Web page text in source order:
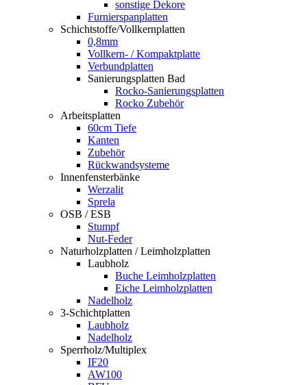
sonstige Dekore
Furnierspanplatten
Schichtstoffe/Vollkernplatten
0,8mm
Vollkern- / Kompaktplatte
Verbundplatten
Sanierungsplatten Bad
Rocko-Sanierungsplatten
Rocko Zubehör
Arbeitsplatten
60cm Tiefe
Kanten
Zubehör
Rückwandsysteme
Innenfensterbänke
Werzalit
Sprela
OSB / ESB
Stumpf
Nut-Feder
Naturholzplatten / Leimholzplatten
Laubholz
Buche Leimholzplatten
Eiche Leimholzplatten
Nadelholz
3-Schichtplatten
Laubholz
Nadelholz
Sperrholz/Multiplex
IF20
AW100